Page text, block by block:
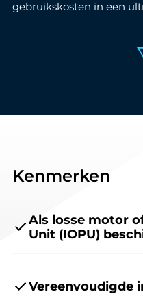
gebruikskosten in een
Kenmerken
Als losse motor
Unit (IOPU)
Vereenvoudigde